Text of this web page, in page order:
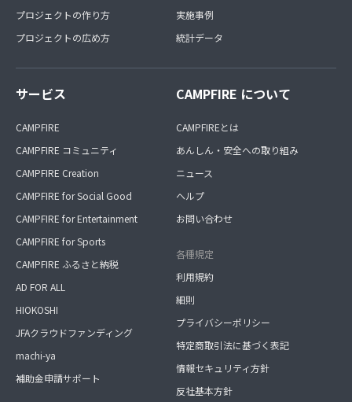
プロジェクトの作り方
プロジェクトの広め方
実施事例
統計データ
サービス
CAMPFIRE
CAMPFIRE コミュニティ
CAMPFIRE Creation
CAMPFIRE for Social Good
CAMPFIRE for Entertainment
CAMPFIRE for Sports
CAMPFIRE ふるさと納税
AD FOR ALL
HIOKOSHI
JFAクラウドファンディング
machi-ya
補助金申請サポート
CAMPFIRE について
CAMPFIREとは
あんしん・安全への取り組み
ニュース
ヘルプ
お問い合わせ
各種規定
利用規約
細則
プライバシーポリシー
特定商取引法に基づく表記
情報セキュリティ方針
反社基本方針